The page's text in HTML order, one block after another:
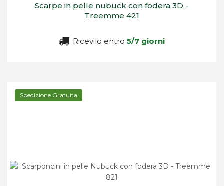
Scarpe in pelle nubuck con fodera 3D -
Treemme 421
Ricevilo entro 5/7 giorni
Spedizione Gratuita